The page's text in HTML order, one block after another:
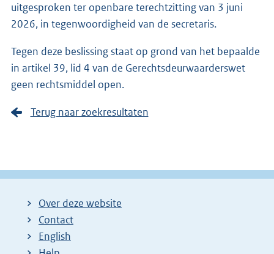
uitgesproken ter openbare terechtzitting van 3 juni
2026, in tegenwoordigheid van de secretaris.
Tegen deze beslissing staat op grond van het bepaalde
in artikel 39, lid 4 van de Gerechtsdeurwaarderswet
geen rechtsmiddel open.
Terug naar zoekresultaten
Over deze website
Contact
English